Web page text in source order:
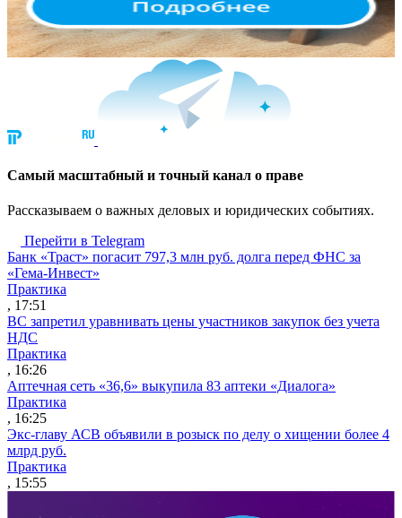
Cамый масштабный и точный канал о праве
Рассказываем о важных деловых и юридических событиях.
Перейти в Telegram
Банк «Траст» погасит 797,3 млн руб. долга перед ФНС за
«Гема-Инвест»
Практика
, 17:51
ВС запретил уравнивать цены участников закупок без учета
НДС
Практика
, 16:26
Аптечная сеть «36,6» выкупила 83 аптеки «Диалога»
Практика
, 16:25
Экс-главу АСВ объявили в розыск по делу о хищении более 4
млрд руб.
Практика
, 15:55